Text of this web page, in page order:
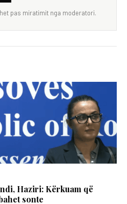
pas miratimit nga moderatori.
Haziri: Kërkuam që
sonte